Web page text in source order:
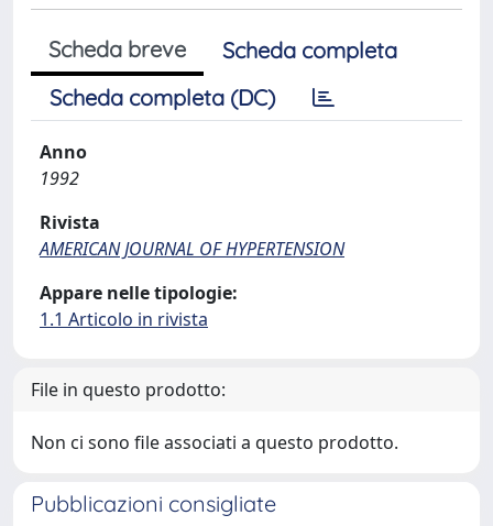
Scheda breve
Scheda completa
Scheda completa (DC)
Anno
1992
Rivista
AMERICAN JOURNAL OF HYPERTENSION
Appare nelle tipologie:
1.1 Articolo in rivista
File in questo prodotto:
Non ci sono file associati a questo prodotto.
Pubblicazioni consigliate